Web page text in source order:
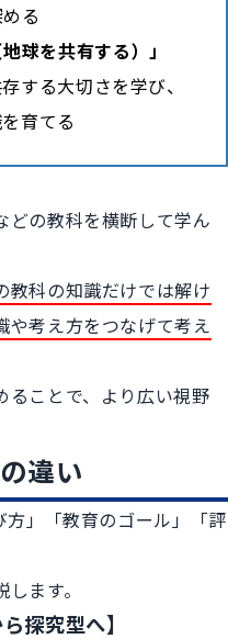
る
を共有する）」
する大切さを学び、
育てる
どの教科を横断して学ん
教科の知識だけでは解け
や考え方をつなげて考え
ることで、より広い視野
違い
」「教育のゴール」「評
ます。
探究型へ】